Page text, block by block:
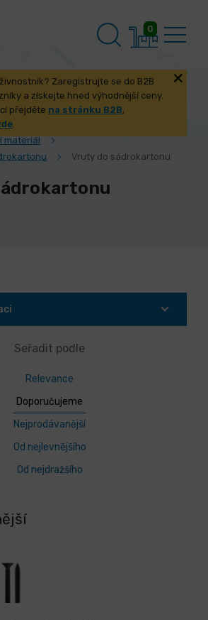
0
Zaregistrujte se do B2B
a získejte hned výhodnější ceny.
přejděte na stránku B2B,
.
materiál
Vruty do sádrokartonu
Seřadit podle
Relevance
Doporučujeme
Nejprodávanější
Od nejlevnějšího
Od nejdražšího